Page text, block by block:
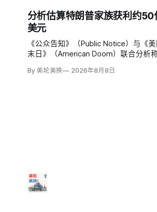
分析估算特朗普家族获利约50
美元
《公众告知》（Public Notice）与《美
末日》（American Doom）联合分析
与资产增值保守估计约50亿美元，其中
By 美轮美换 2026年8月8日